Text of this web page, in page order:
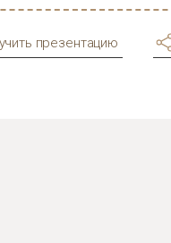
презентацию